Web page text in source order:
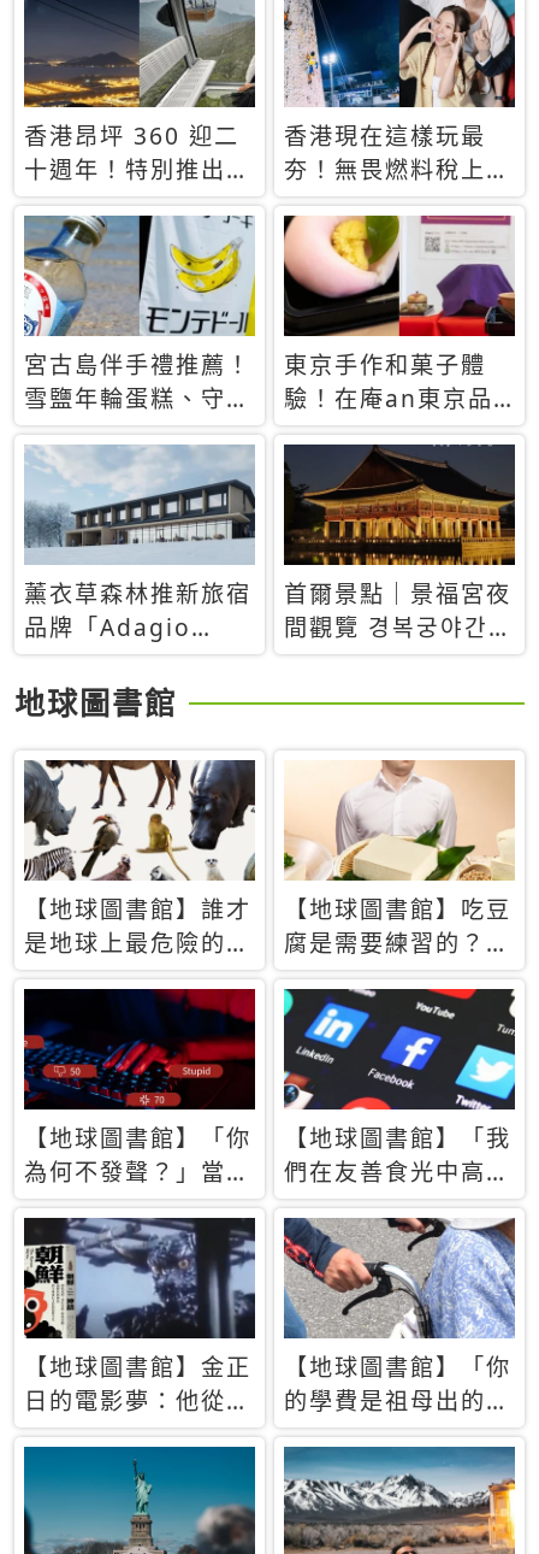
休才去圓夢 (附8.5
萬次下載峇里島地
圖)😍
支援中文
香港昂坪 360 迎二
十週年！特別推出
「夜間纜車」，輕旅
行帶你搶先揭秘台灣
專屬禮遇
香港現在這樣玩最
夯！無畏燃料稅上
漲，現在買自由行只
要8888元起
宮古島伴手禮推薦！
雪鹽年輪蛋糕、守護
君餅乾，10款必買
清單
東京手作和菓子體
驗！在庵an東京品
味本格派日本茶道
薰衣草森林推新旅宿
品牌「Adagio
Retreat」！首間選
址北海道8月開幕
首爾景點｜景福宮夜
間觀覽 경복궁야간관
람：2026年開放時
間、購票方式、實訪
與夜晚截然不同的宮
殿魅力
地球圖書館
【地球圖書館】誰才
是地球上最危險的動
物？人類喜好決定哪
些動物「揹黑鍋」
【地球圖書館】吃豆
腐是需要練習的？當
西方人試圖用「煉
乳」配上那塊無味的
白色豆腐
【地球圖書館】「你
為何不發聲？」當情
緒淹沒理智 你以為
的正義成為壓迫他人
的工具
【地球圖書館】「我
們在友善食光中高呼
民主自由，然後被刪
文」一本給Z世代的
末日寶懺《困在社群
平台》
【地球圖書館】金正
日的電影夢：他從南
韓綁來導演和演員，
卻拍出諷刺獨裁者的
北韓電影《平壤怪
獸》
【地球圖書館】「你
的學費是祖母出的」
當孝順變成情緒勒
索，日本孫女弒親案
背後的照護壓力